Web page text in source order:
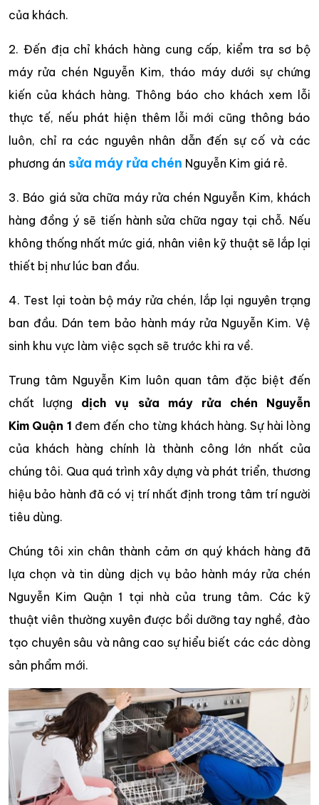
của khách.
2. Đến địa chỉ khách hàng cung cấp, kiểm tra sơ bộ
máy rửa chén Nguyễn Kim, tháo máy dưới sự chứng
kiến của khách hàng. Thông báo cho khách xem lỗi
thực tế, nếu phát hiện thêm lỗi mới cũng thông báo
luôn, chỉ ra các nguyên nhân dẫn đến sự cố và các
phương án sửa máy rửa chén Nguyễn Kim giá rẻ.
3. Báo giá sửa chữa máy rửa chén Nguyễn Kim, khách
hàng đồng ý sẽ tiến hành sửa chữa ngay tại chỗ. Nếu
không thống nhất mức giá, nhân viên kỹ thuật sẽ lắp lại
thiết bị như lúc ban đầu.
4. Test lại toàn bộ máy rửa chén, lắp lại nguyên trạng
ban đầu. Dán tem bảo hành máy rửa Nguyễn Kim. Vệ
sinh khu vực làm việc sạch sẽ trước khi ra về.
Trung tâm Nguyễn Kim luôn quan tâm đặc biệt đến
chất lượng dịch vụ sửa máy rửa chén Nguyễn
Kim Quận 1 đem đến cho từng khách hàng. Sự hài lòng
của khách hàng chính là thành công lớn nhất của
chúng tôi. Qua quá trình xây dựng và phát triển, thương
hiệu bảo hành đã có vị trí nhất định trong tâm trí người
tiêu dùng.
Chúng tôi xin chân thành cảm ơn quý khách hàng đã
lựa chọn và tin dùng dịch vụ bảo hành máy rửa chén
Nguyễn Kim Quận 1 tại nhà của trung tâm. Các kỹ
thuật viên thường xuyên được bồi dưỡng tay nghề, đào
tạo chuyên sâu và nâng cao sự hiểu biết các các dòng
sản phẩm mới.